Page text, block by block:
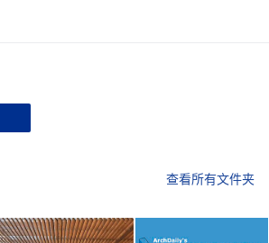
查看所有文件夹